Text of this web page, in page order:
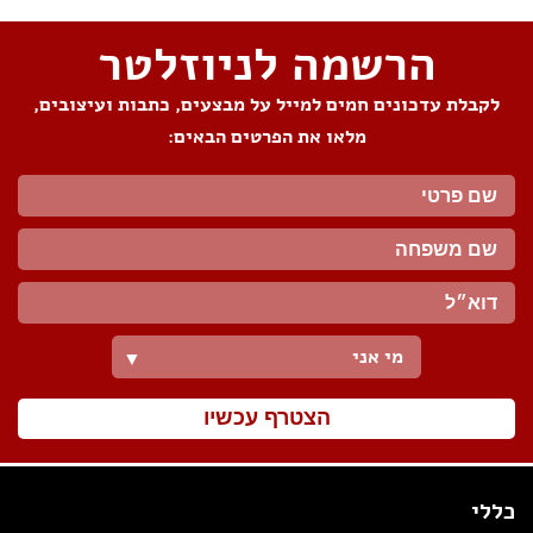
הרשמה לניוזלטר
לקבלת עדכונים חמים למייל על מבצעים, כתבות ועיצובים,
מלאו את הפרטים הבאים:
מי אני ▼
הצטרף עכשיו
כללי